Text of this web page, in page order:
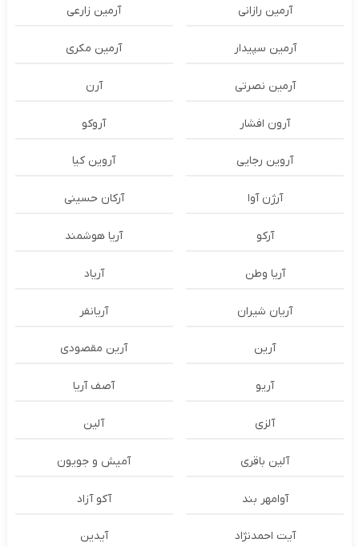
آرمین رازانی آرمین زارعی
آرمین سپیدار آرمین مکری
آرمین نصرتی آرن
آرون افشار آروکو
آروین رجایی آروین کیا
آرژن آوا آرکان حسینی
آرکو آریا هوشمند
آریا وطن آریاد
آریان شیران آریانفر
آرین آرین مقصودی
آریو آصف آریا
آلزی آلین
آلین باقری آمیش و جویون
آوامهر بند آکو آزاد
آیت احمدنژاد آیدین